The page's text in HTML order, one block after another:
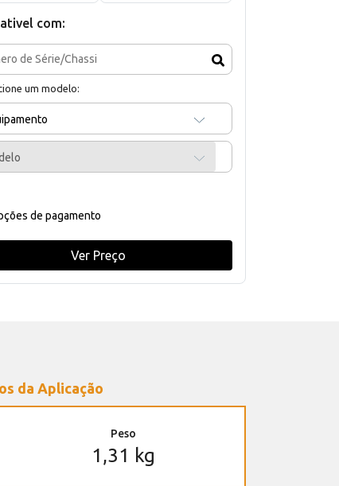
com:
um modelo:
de pagamento
Ver Preço
da Aplicação
Peso
1,31 kg